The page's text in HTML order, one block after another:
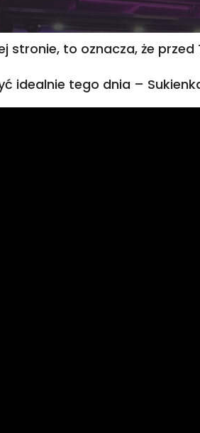
stronie, to oznacza, że
idealnie tego dnia –